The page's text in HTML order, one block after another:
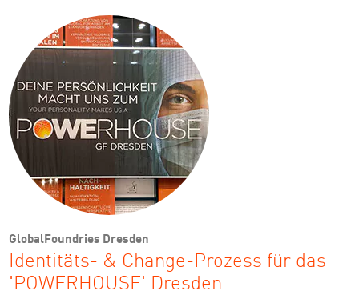
GlobalFoundries Dresden
Identitäts- & Change-Prozess für das
'POWERHOUSE' Dresden